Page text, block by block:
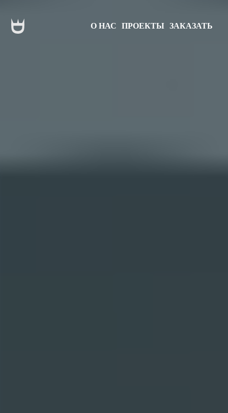
О НАС ПРОЕКТЫ ЗАКАЗАТЬ